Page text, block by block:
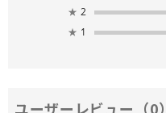
★ 2
★ 1
ユーザーレビュー （0）